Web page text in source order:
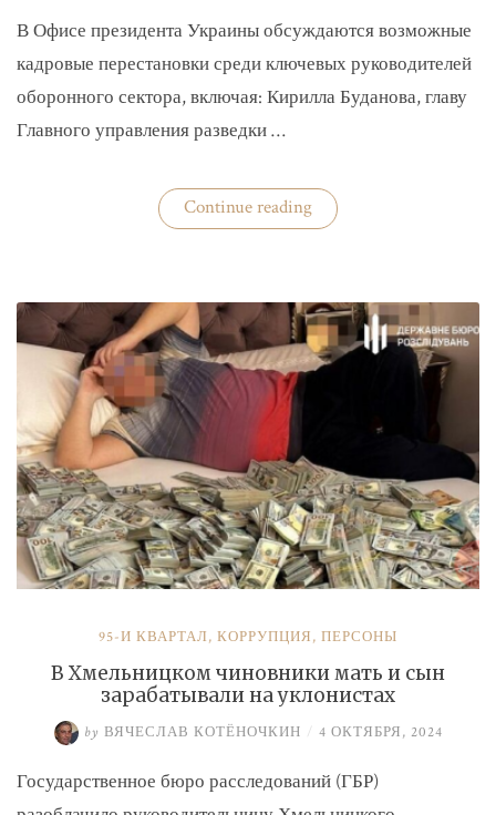
В Офисе президента Украины обсуждаются возможные
кадровые перестановки среди ключевых руководителей
оборонного сектора, включая: Кирилла Буданова, главу
Главного управления разведки …
Continue reading«На
Банковой
Буданова
и
Умерова»
95-Й КВАРТАЛ, КОРРУПЦИЯ, ПЕРСОНЫ
В Хмельницком чиновники мать и сын
зарабатывали на уклонистах
by ВЯЧЕСЛАВ КОТЁНОЧКИН / 4 ОКТЯБРЯ, 2024
Государственное бюро расследований (ГБР)